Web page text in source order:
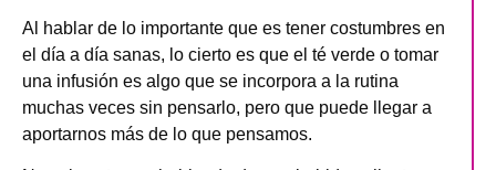
Al hablar de lo importante que es tener costumbres en
el día a día sanas, lo cierto es que el té verde o tomar
una infusión es algo que se incorpora a la rutina
muchas veces sin pensarlo, pero que puede llegar a
aportarnos más de lo que pensamos.